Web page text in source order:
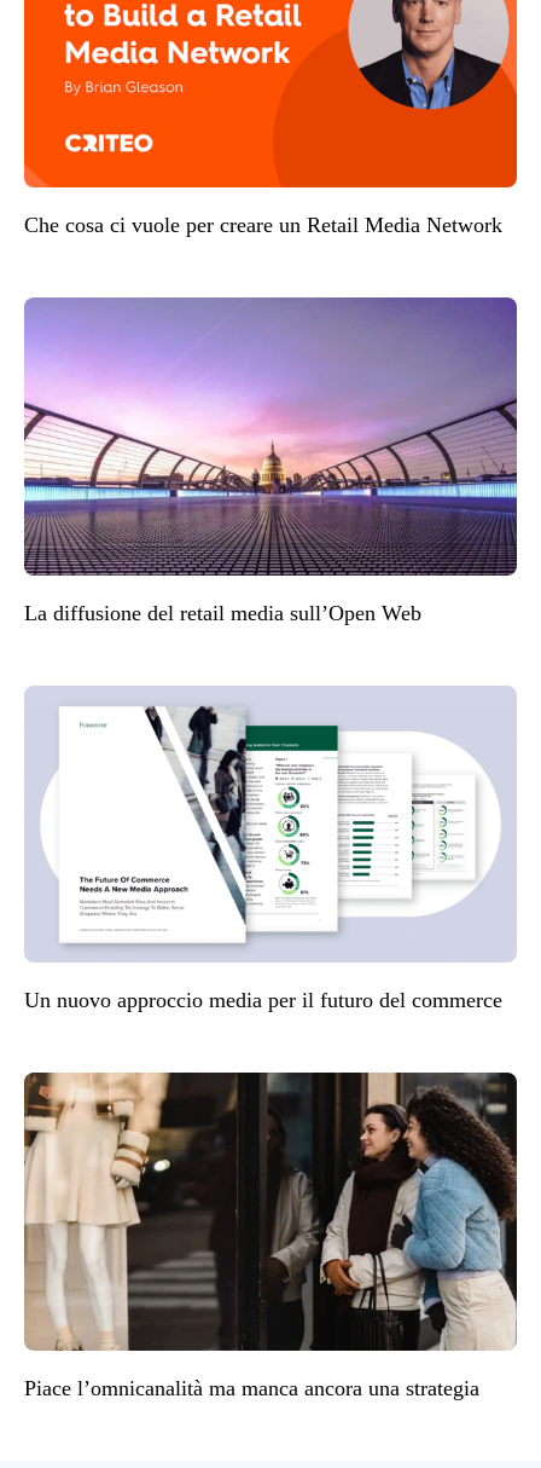
Che cosa ci vuole per creare un Retail Media Network
La diffusione del retail media sull’Open Web
Un nuovo approccio media per il futuro del commerce
Piace l’omnicanalità ma manca ancora una strategia